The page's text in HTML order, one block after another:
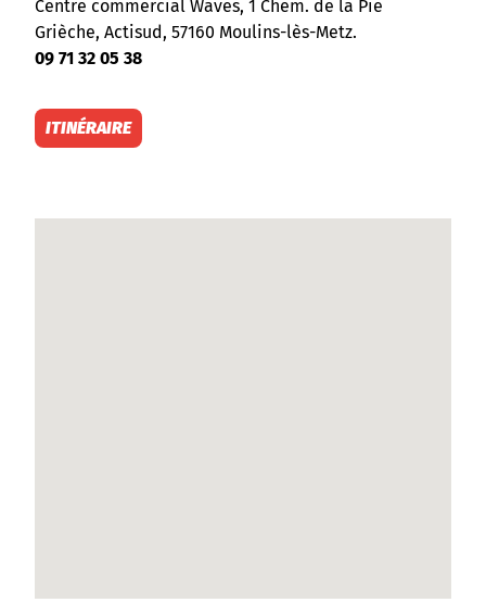
Centre commercial Waves, 1 Chem. de la Pie
Grièche, Actisud, 57160 Moulins-lès-Metz.
09 71 32 05 38
ITINÉRAIRE